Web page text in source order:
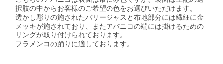
択肢の中からお客様のご希望の色をお選びいただけます。
透かし彫りの施されたバリージャスと布地部分には繊細に金
メッキが施されており、またアバニコの端には掛けるための
リングが取り付けられております。
フラメンコの踊りに適しております。